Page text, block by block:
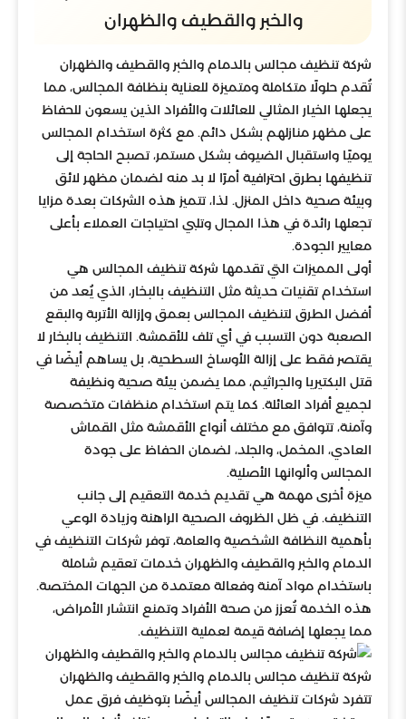
والخبر والقطيف والظهران
شركة تنظيف مجالس بالدمام والخبر والقطيف والظهران
تُقدم حلولًا متكاملة ومتميزة للعناية بنظافة المجالس، مما
يجعلها الخيار المثالي للعائلات والأفراد الذين يسعون للحفاظ
على مظهر منازلهم بشكل دائم. مع كثرة استخدام المجالس
يوميًا واستقبال الضيوف بشكل مستمر، تصبح الحاجة إلى
تنظيفها بطرق احترافية أمرًا لا بد منه لضمان مظهر لائق
وبيئة صحية داخل المنزل. لذا، تتميز هذه الشركات بعدة مزايا
تجعلها رائدة في هذا المجال وتلبي احتياجات العملاء بأعلى
معايير الجودة.
أولى المميزات التي تقدمها شركة تنظيف المجالس هي
استخدام تقنيات حديثة مثل التنظيف بالبخار، الذي يُعد من
أفضل الطرق لتنظيف المجالس بعمق وإزالة الأتربة والبقع
الصعبة دون التسبب في أي تلف للأقمشة. التنظيف بالبخار لا
يقتصر فقط على إزالة الأوساخ السطحية، بل يساهم أيضًا في
قتل البكتيريا والجراثيم، مما يضمن بيئة صحية ونظيفة
لجميع أفراد العائلة. كما يتم استخدام منظفات متخصصة
وآمنة، تتوافق مع مختلف أنواع الأقمشة مثل القماش
العادي، المخمل، والجلد، لضمان الحفاظ على جودة
المجالس وألوانها الأصلية.
ميزة أخرى مهمة هي تقديم خدمة التعقيم إلى جانب
التنظيف. في ظل الظروف الصحية الراهنة وزيادة الوعي
بأهمية النظافة الشخصية والعامة، توفر شركات التنظيف في
الدمام والخبر والقطيف والظهران خدمات تعقيم شاملة
باستخدام مواد آمنة وفعالة معتمدة من الجهات المختصة.
هذه الخدمة تُعزز من صحة الأفراد وتمنع انتشار الأمراض،
مما يجعلها إضافة قيمة لعملية التنظيف.
شركة تنظيف مجالس بالدمام والخبر والقطيف والظهران
تتفرد شركات تنظيف المجالس أيضًا بتوظيف فرق عمل